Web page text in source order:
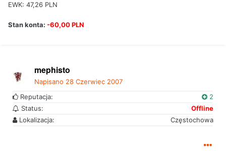
EWK: 47,26 PLN
Stan konta: -60,00 PLN
mephisto
Napisano 28 Czerwiec 2007
Reputacja:
2
Status:
Offline
Lokalizacja:
Częstochowa